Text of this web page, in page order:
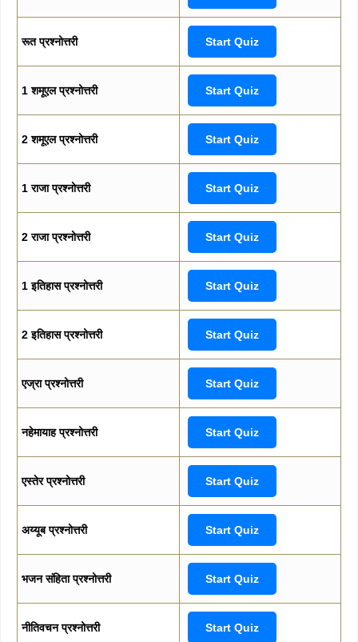
रूत प्रश्नोत्तरी Start Quiz
1 शमूएल प्रश्नोत्तरी Start Quiz
2 शमूएल प्रश्नोत्तरी Start Quiz
1 राजा प्रश्नोत्तरी Start Quiz
2 राजा प्रश्नोत्तरी Start Quiz
1 इतिहास प्रश्नोत्तरी Start Quiz
2 इतिहास प्रश्नोत्तरी Start Quiz
एज्रा प्रश्नोत्तरी Start Quiz
नहेमायाह प्रश्नोत्तरी Start Quiz
एस्तेर प्रश्नोत्तरी Start Quiz
अय्यूब प्रश्नोत्तरी Start Quiz
भजन संहिता प्रश्नोत्तरी Start Quiz
नीतिवचन प्रश्नोत्तरी Start Quiz